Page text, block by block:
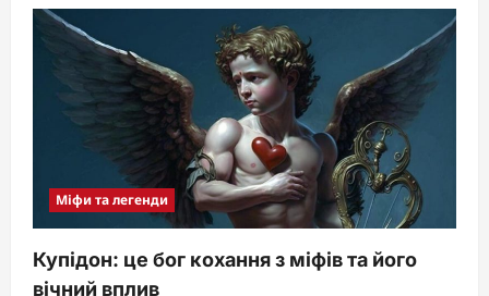
Як
трагедія
троянського
героя
в
Іліаді
Міфи та легенди
Купідон: це бог кохання з міфів та його
вічний вплив